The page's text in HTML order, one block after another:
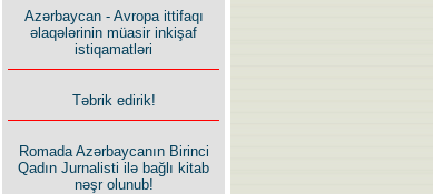
Azərbaycan - Avropa ittifaqı
əlaqələrinin müasir inkişaf
istiqamatləri
Təbrik edirik!
Romada Azərbaycanın Birinci
Qadın Jurnalisti ilə bağlı kitab
nəşr olunub!